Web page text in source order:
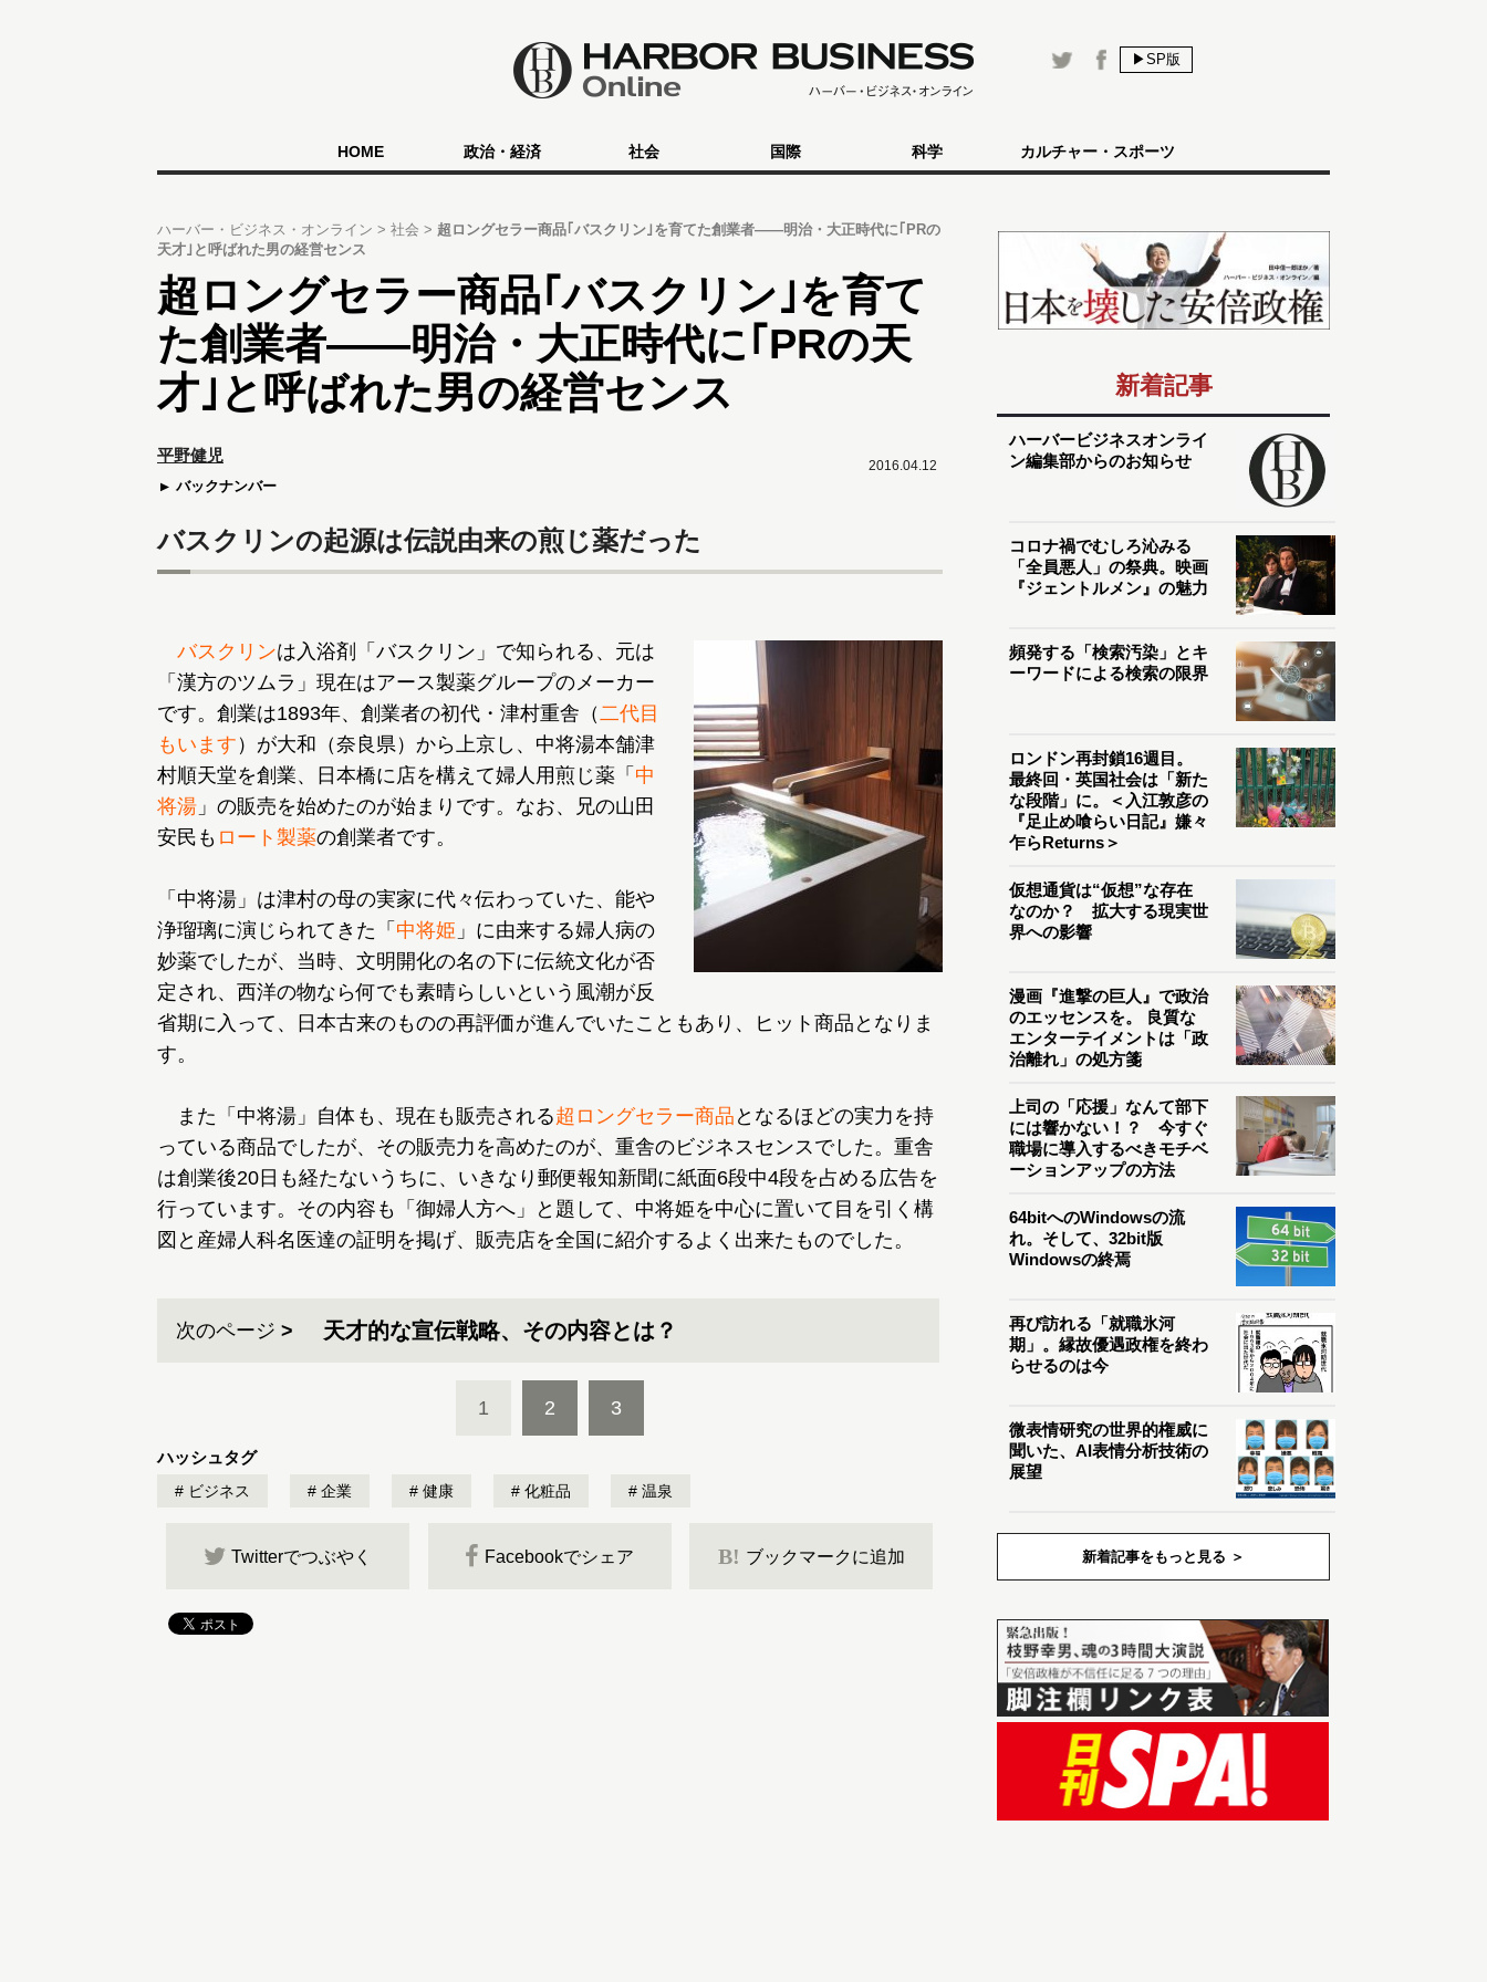
▶SP版
HOME 政治・経済 社会 国際 科学 カルチャー・スポーツ
ハーバー・ビジネス・オンライン 社会
超ロングセラー商品｢バスクリン｣を育てた創業者――明治・大正時代に｢PRの
天才｣と呼ばれた男の経営センス
超ロングセラー商品｢バスクリン｣を育て
た創業者――明治・大正時代に｢PRの天
才｣と呼ばれた男の経営センス
2016.04.12
平野健児
バックナンバー
バスクリンの起源は伝説由来の煎じ薬だった
バスクリンは入浴剤「バスクリン」で知られる、元は
「漢方のツムラ」現在はアース製薬グループのメーカー
です。創業は1893年、創業者の初代・津村重舎（二代目
もいます ）が大和（奈良県）から上京し、中将湯本舗津
村順天堂を創業、日本橋に店を構えて婦人用煎じ薬「 中
将湯 」の販売を始めたのが始まりです。なお、兄の山田
安民も ロート製薬の創業者です。
「中将湯」は津村の母の実家に代々伝わっていた、能や
浄瑠璃に演じられてきた「 中将姫 」に由来する婦人病の
妙薬でしたが、当時、文明開化の名の下に伝統文化が否
定され、西洋の物なら何でも素晴らしいという風潮が反
省期に入って、日本古来のものの再評価が進んでいたこともあり、ヒット商品となりま
す。
また「中将湯」自体も、現在も販売される超ロングセラー商品 となるほどの実力を持
っている商品でしたが、その販売力を高めたのが、重舎のビジネスセンスでした。重舎
は創業後20日も経たないうちに、いきなり郵便報知新聞に紙面6段中4段を占める広告を
行っています。その内容も「御婦人方へ」と題して、中将姫を中心に置いて目を引く構
図と産婦人科名医達の証明を掲げ、販売店を全国に紹介するよく出来たものでした。
次のページ 天才的な宣伝戦略、その内容とは？
1 2 3
ハッシュタグ
ビジネス 企業 健康 化粧品 温泉
Twitterでつぶやく Facebookでシェア B! ブックマークに追加
新着記事
ハーバービジネスオンライ
ン編集部からのお知らせ
コロナ禍でむしろ沁みる
「全員悪人」の祭典。映画
『ジェントルメン』の魅力
頻発する「検索汚染」とキ
ーワードによる検索の限界
ロンドン再封鎖16週目。
最終回・英国社会は「新た
な段階」に。＜入江敦彦の
『足止め喰らい日記』嫌々
乍らReturns＞
仮想通貨は“仮想”な存在
なのか？ 拡大する現実世
界への影響
漫画『進撃の巨人』で政治
のエッセンスを。 良質な
エンターテイメントは「政
治離れ」の処方箋
上司の「応援」なんて部下
には響かない！？ 今すぐ
職場に導入するべきモチベ
ーションアップの方法
64bitへのWindowsの流
れ。そして、32bit版
Windowsの終焉
再び訪れる「就職氷河
期」。縁故優遇政権を終わ
らせるのは今
微表情研究の世界的権威に
聞いた、AI表情分析技術の
展望
新着記事をもっと見る